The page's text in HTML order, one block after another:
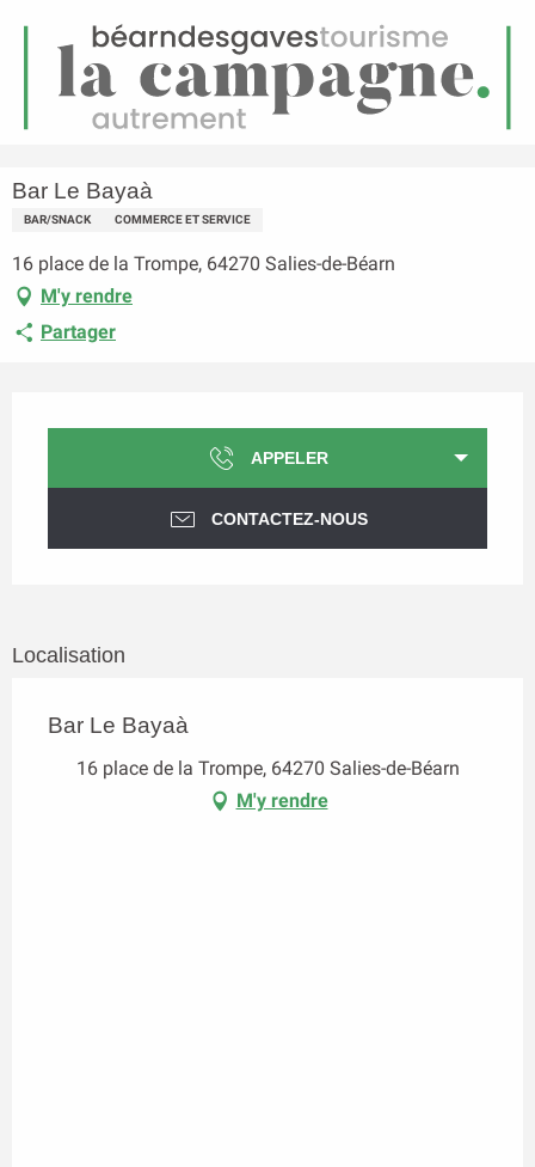
Menu
Bar Le Bayaà
Bar Le Bayaà
BAR/SNACK COMMERCE ET SERVICE
16 place de la Trompe, 64270 Salies-de-Béarn
M'y rendre
Partager
APPELER
CONTACTEZ-NOUS
Localisation
Bar Le Bayaà
16 place de la Trompe, 64270 Salies-de-Béarn
M'y rendre